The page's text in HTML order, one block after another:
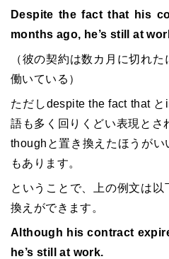
Despite the fact that his
months ago, he’s still at
（彼の契約は数カ月に切れ
働いている）
ただしdespite the fact that
語も多く回りくどい表現と
thoughと置き換えたほうが
もあります。
ということで、上の例文は
換えができます。
Although his contract
he’s still at work.